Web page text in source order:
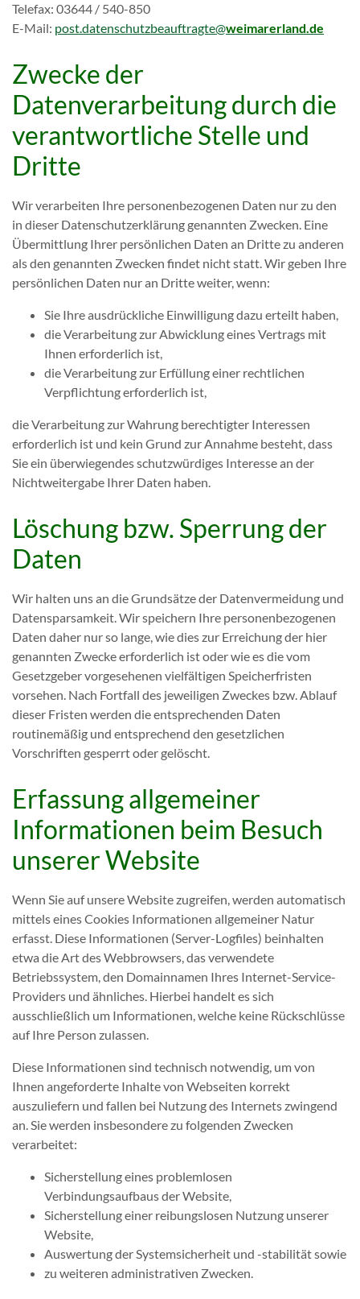
Telefax: 03644 / 540-850
E-Mail: post.datenschutzbeauftragte@weimarerland.de
Zwecke der
Datenverarbeitung durch die
verantwortliche Stelle und
Dritte
Wir verarbeiten Ihre personenbezogenen Daten nur zu den
in dieser Datenschutzerklärung genannten Zwecken. Eine
Übermittlung Ihrer persönlichen Daten an Dritte zu anderen
als den genannten Zwecken findet nicht statt. Wir geben Ihre
persönlichen Daten nur an Dritte weiter, wenn:
Sie Ihre ausdrückliche Einwilligung dazu erteilt haben,
die Verarbeitung zur Abwicklung eines Vertrags mit
Ihnen erforderlich ist,
die Verarbeitung zur Erfüllung einer rechtlichen
Verpflichtung erforderlich ist,
die Verarbeitung zur Wahrung berechtigter Interessen
erforderlich ist und kein Grund zur Annahme besteht, dass
Sie ein überwiegendes schutzwürdiges Interesse an der
Nichtweitergabe Ihrer Daten haben.
Löschung bzw. Sperrung der
Daten
Wir halten uns an die Grundsätze der Datenvermeidung und
Datensparsamkeit. Wir speichern Ihre personenbezogenen
Daten daher nur so lange, wie dies zur Erreichung der hier
genannten Zwecke erforderlich ist oder wie es die vom
Gesetzgeber vorgesehenen vielfältigen Speicherfristen
vorsehen. Nach Fortfall des jeweiligen Zweckes bzw. Ablauf
dieser Fristen werden die entsprechenden Daten
routinemäßig und entsprechend den gesetzlichen
Vorschriften gesperrt oder gelöscht.
Erfassung allgemeiner
Informationen beim Besuch
unserer Website
Wenn Sie auf unsere Website zugreifen, werden automatisch
mittels eines Cookies Informationen allgemeiner Natur
erfasst. Diese Informationen (Server-Logfiles) beinhalten
etwa die Art des Webbrowsers, das verwendete
Betriebssystem, den Domainnamen Ihres Internet-Service-
Providers und ähnliches. Hierbei handelt es sich
ausschließlich um Informationen, welche keine Rückschlüsse
auf Ihre Person zulassen.
Diese Informationen sind technisch notwendig, um von
Ihnen angeforderte Inhalte von Webseiten korrekt
auszuliefern und fallen bei Nutzung des Internets zwingend
an. Sie werden insbesondere zu folgenden Zwecken
verarbeitet:
Sicherstellung eines problemlosen
Verbindungsaufbaus der Website,
Sicherstellung einer reibungslosen Nutzung unserer
Website,
Auswertung der Systemsicherheit und -stabilität sowie
zu weiteren administrativen Zwecken.